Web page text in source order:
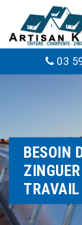
03
BESOIN
TRAVAIL